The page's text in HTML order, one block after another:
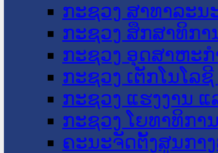
ກະຊວງ ສາທາລະນ
ກະຊວງ ສຶກສາທິກາ
ກະຊວງ ອຸດສາຫະ
ກະຊວງ ເຕັກໂນໂລ
ກະຊວງ ແຮງງານ
ກະຊວງ ໂຍທາທິກາ
ຄະນະຈັດຕັ້ງສູນກາ